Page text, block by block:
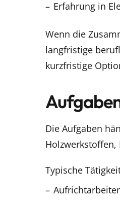
Erfahrung in
Wenn die
langfristige
kurzfristige
Die Aufgaben
Holzwerkstoffen,
Typische